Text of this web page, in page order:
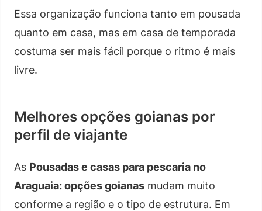
Essa organização funciona tanto em pousada
quanto em casa, mas em casa de temporada
costuma ser mais fácil porque o ritmo é mais
livre.
Melhores opções goianas por
perfil de viajante
As Pousadas e casas para pescaria no
Araguaia: opções goianas mudam muito
conforme a região e o tipo de estrutura. Em